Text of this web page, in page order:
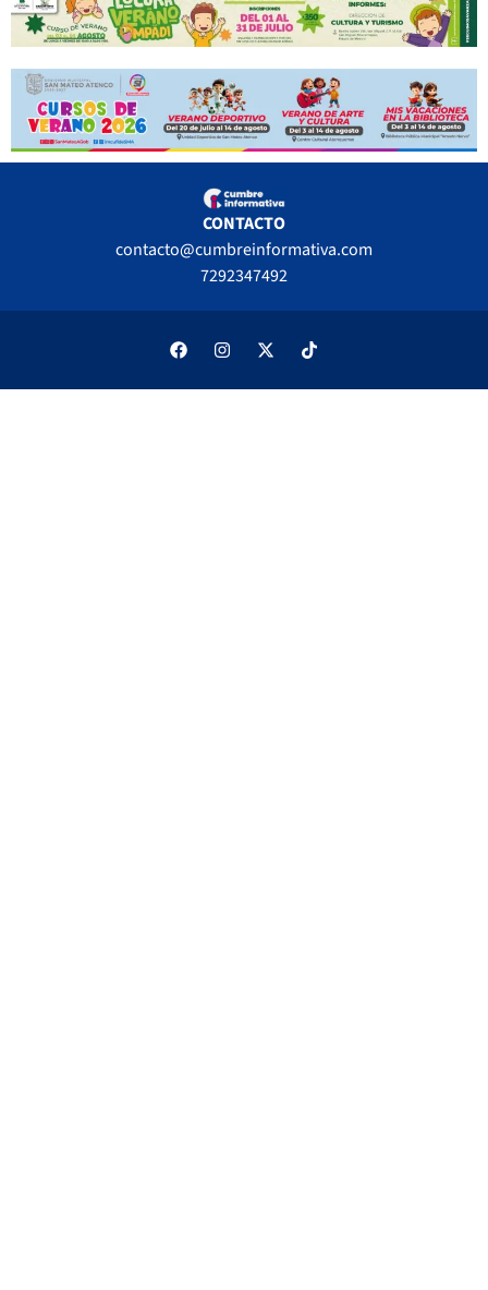
CONTACTO
contacto@cumbreinformativa.com
7292347492